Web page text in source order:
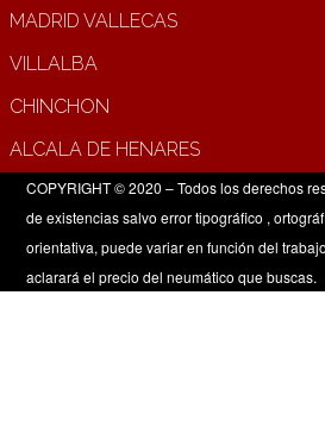
MADRID VALLECAS
VILLALBA
CHINCHON
ALCALA DE HENARES
COPYRIGHT © 2020 – Todos los derechos
de existencias salvo error tipográfico ,
orientativa, puede variar en función del
aclarará el precio del neumático que buscas.